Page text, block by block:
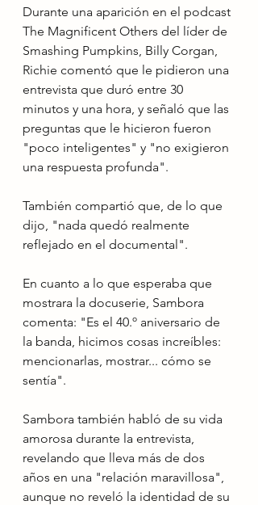
Durante una aparición en el podcast
The Magnificent Others del líder de
Smashing Pumpkins, Billy Corgan,
Richie comentó que le pidieron una
entrevista que duró entre 30
minutos y una hora, y señaló que las
preguntas que le hicieron fueron
"poco inteligentes" y "no exigieron
una respuesta profunda".
También compartió que, de lo que
dijo, "nada quedó realmente
reflejado en el documental".
En cuanto a lo que esperaba que
mostrara la docuserie, Sambora
comenta: "Es el 40.º aniversario de
la banda, hicimos cosas increíbles:
mencionarlas, mostrar... cómo se
sentía".
Sambora también habló de su vida
amorosa durante la entrevista,
revelando que lleva más de dos
años en una "relación maravillosa",
aunque no reveló la identidad de su